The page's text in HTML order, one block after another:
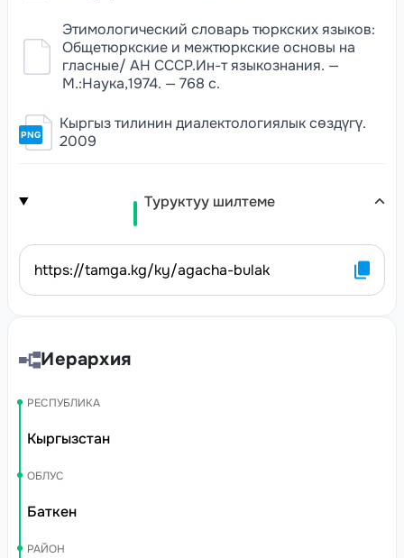
Этимологический словарь тюркских языков:
Общетюркские и межтюркские основы на
гласные/ АН СССР.Ин-т языкознания. —
М.:Наука,1974. — 768 с.
PNG
Кыргыз тилинин диалектологиялык сөздүгү.
2009
Туруктуу шилтеме
https://tamga.kg/ky/agacha-bulak
Иерархия
РЕСПУБЛИКА
Кыргызстан
ОБЛУС
Баткен
РАЙОН